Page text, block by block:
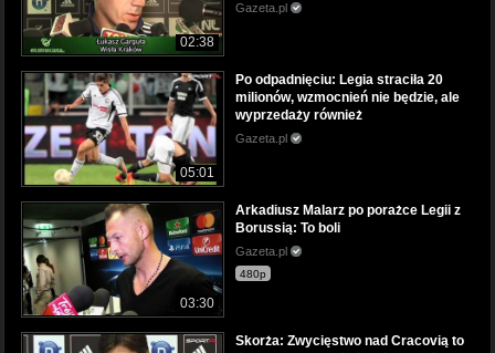
02:38
Gazeta.pl
05:01
Po odpadnięciu: Legia straciła 20
milionów, wzmocnień nie będzie, ale
wyprzedaży również
Gazeta.pl
03:30
Arkadiusz Malarz po porażce Legii z
Borussią: To boli
Gazeta.pl
480p
Skorża: Zwycięstwo nad Cracovią to